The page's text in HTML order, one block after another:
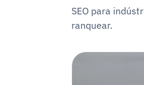
SEO para
ranquear.